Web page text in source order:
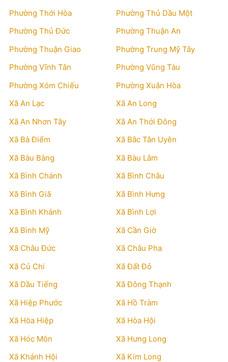
Phường Thới Hòa
Phường Thủ Dầu Một
Phường Thủ Đức
Phường Thuận An
Phường Thuận Giao
Phường Trung Mỹ Tây
Phường Vĩnh Tân
Phường Vũng Tàu
Phường Xóm Chiếu
Phường Xuân Hòa
Xã An Lạc
Xã An Long
Xã An Nhơn Tây
Xã An Thới Đông
Xã Bà Điểm
Xã Bắc Tân Uyên
Xã Bàu Bàng
Xã Bàu Lâm
Xã Bình Chánh
Xã Bình Châu
Xã Bình Giã
Xã Bình Hưng
Xã Bình Khánh
Xã Bình Lợi
Xã Bình Mỹ
Xã Cần Giờ
Xã Châu Đức
Xã Châu Pha
Xã Củ Chi
Xã Đất Đỏ
Xã Dầu Tiếng
Xã Đông Thạnh
Xã Hiệp Phước
Xã Hồ Tràm
Xã Hòa Hiệp
Xã Hòa Hội
Xã Hóc Môn
Xã Hưng Long
Xã Khánh Hội
Xã Kim Long